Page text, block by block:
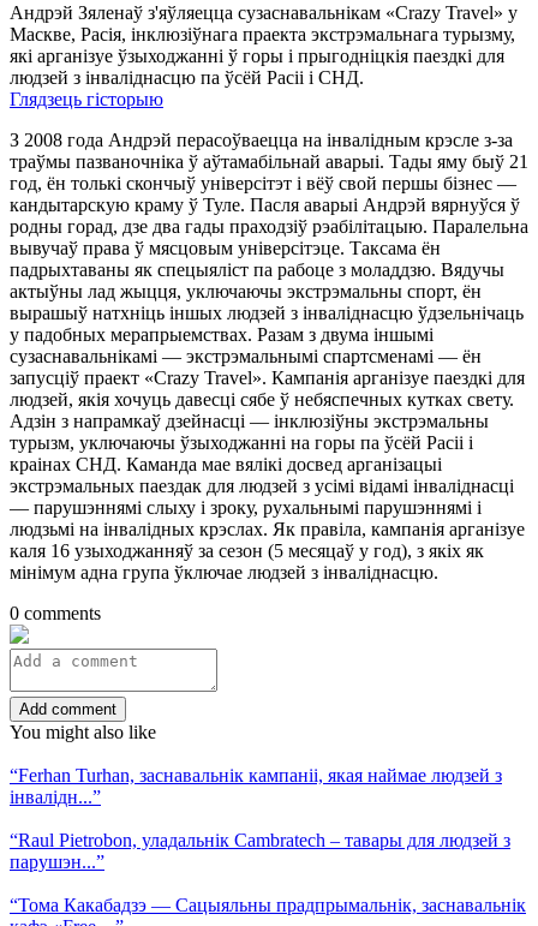
Андрэй Зяленаў з'яўляецца сузаснавальнікам «Crazy Travel» у
Маскве, Расія, інклюзіўнага праекта экстрэмальнага турызму,
які арганізуе ўзыходжанні ў горы і прыгодніцкія паездкі для
людзей з інваліднасцю па ўсёй Расіі і СНД.
Глядзець гісторыю
З 2008 года Андрэй перасоўваецца на інвалідным крэсле з-за
траўмы пазваночніка ў аўтамабільнай аварыі. Тады яму быў 21
год, ён толькі скончыў універсітэт і вёў свой першы бізнес —
кандытарскую краму ў Туле. Пасля аварыі Андрэй вярнуўся ў
родны горад, дзе два гады праходзіў рэабілітацыю. Паралельна
вывучаў права ў мясцовым універсітэце. Таксама ён
падрыхтаваны як спецыяліст па рабоце з моладдзю. Вядучы
актыўны лад жыцця, уключаючы экстрэмальны спорт, ён
вырашыў натхніць іншых людзей з інваліднасцю ўдзельнічаць
у падобных мерапрыемствах. Разам з двума іншымі
сузаснавальнікамі — экстрэмальнымі спартсменамі — ён
запусціў праект «Crazy Travel». Кампанія арганізуе паездкі для
людзей, якія хочуць давесці сябе ў небяспечных кутках свету.
Адзін з напрамкаў дзейнасці — інклюзіўны экстрэмальны
турызм, уключаючы ўзыходжанні на горы па ўсёй Расіі і
краінах СНД. Каманда мае вялікі досвед арганізацыі
экстрэмальных паездак для людзей з усімі відамі інваліднасці
— парушэннямі слыху і зроку, рухальнымі парушэннямі і
людзьмі на інвалідных крэслах. Як правіла, кампанія арганізуе
каля 16 узыходжанняў за сезон (5 месяцаў у год), з якіх як
мінімум адна група ўключае людзей з інваліднасцю.
0 comments
Add comment
You might also like
“Ferhan Turhan, заснавальнік кампаніі, якая наймае людзей з
інвалідн...”
“Raul Pietrobon, уладальнік Cambratech – тавары для людзей з
парушэн...”
“Тома Какабадзэ — Сацыяльны прадпрымальнік, заснавальнік